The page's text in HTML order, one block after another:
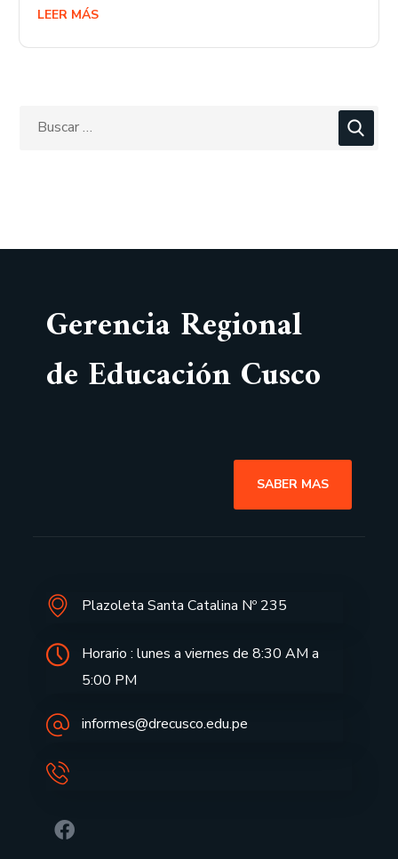
LEER MÁS
Gerencia Regional
de Educación Cusco
SABER MAS
Plazoleta Santa Catalina Nº 235
Horario : lunes a viernes de 8:30 AM a
5:00 PM
informes@drecusco.edu.pe